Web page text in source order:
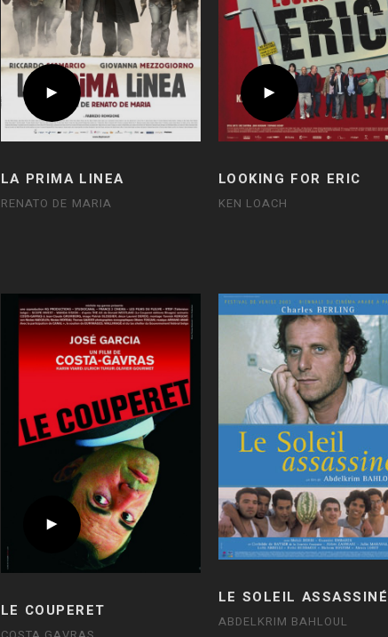
LA PRIMA LINEA
RENATO DE MARIA
LOOKING FOR ERIC
KEN LOACH
LE COUPERET
LE SOLEIL ASSASSINÉ
ABDELKRIM BAHLOUL